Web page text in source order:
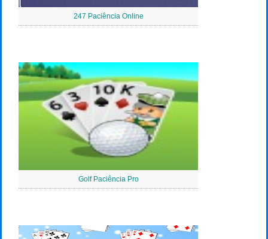
247 Paciência Online
Golf Paciência Pro